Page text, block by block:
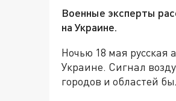
Военные эксперты
на Украине.
Ночью 18 мая русская
Украине. Сигнал
городов и областей